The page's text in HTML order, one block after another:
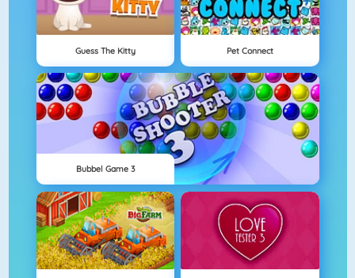
Guess The Kitty Pet Connect
Bubbel Game 3